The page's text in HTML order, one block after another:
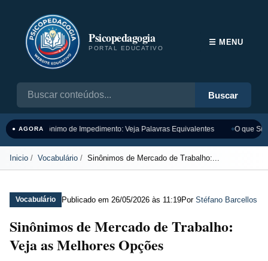
Psicopedagogia
PORTAL EDUCATIVO
Buscar
☰ MENU
● AGORASinônimo de Impedimento: Veja Palavras Equivalentes O que
Inicio Vocabulário Sinônimos de Mercado de Trabalho:...
Vocabulário Publicado em 26/05/2026 às 11:19Por Stéfano Barcellos
Sinônimos de Mercado de Trabalho:
Veja as Melhores Opções